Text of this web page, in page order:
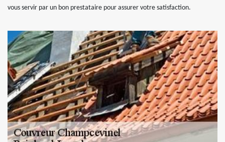
vous servir par un bon prestataire pour assurer votre satisfaction.